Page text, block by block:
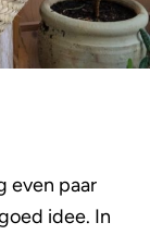
even paar
idee. In